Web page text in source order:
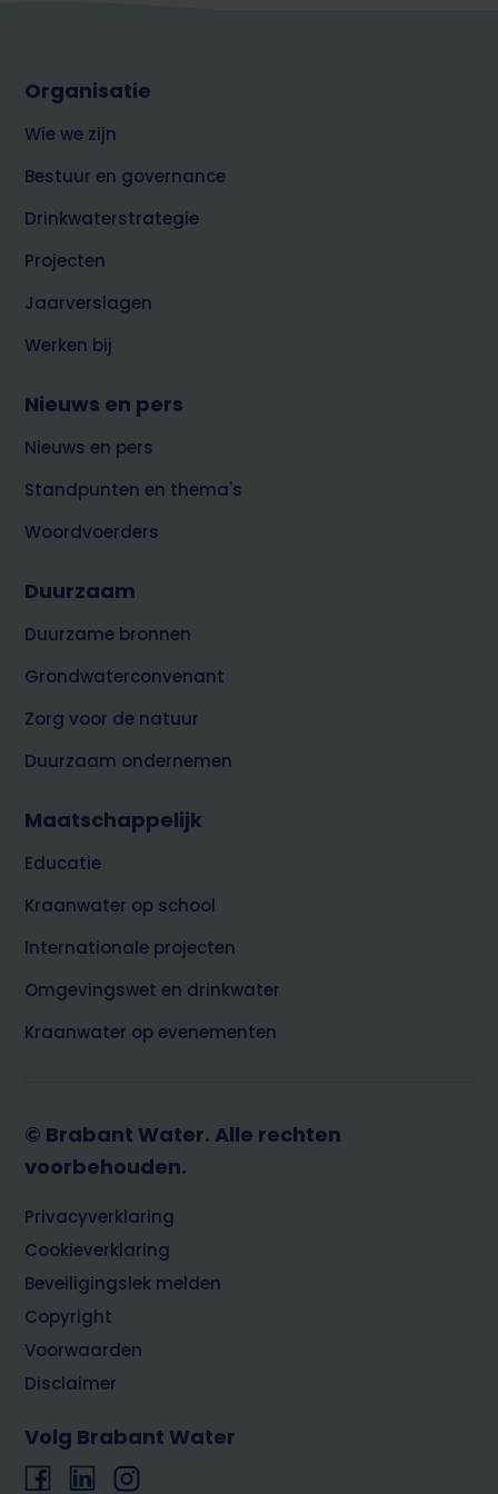
Footer
top
over
Water
Organisatie
Wie we zijn
Bestuur en governance
Drinkwaterstrategie
Projecten
Jaarverslagen
Werken bij
Nieuws en pers
Nieuws en pers
Standpunten en thema's
Woordvoerders
Duurzaam
Duurzame bronnen
Grondwaterconvenant
Zorg voor de natuur
Duurzaam ondernemen
Maatschappelijk
Educatie
Kraanwater op school
Internationale projecten
Omgevingswet en drinkwater
Kraanwater op evenementen
© Brabant Water. Alle rechten
voorbehouden.
Footer
Privacyverklaring
Cookieverklaring
Beveiligingslek melden
Copyright
Voorwaarden
Disclaimer
Volg Brabant Water
FacebookLinkedInInstagram